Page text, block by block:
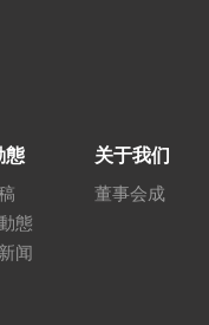
態
態
闻
关于我们
董事会成